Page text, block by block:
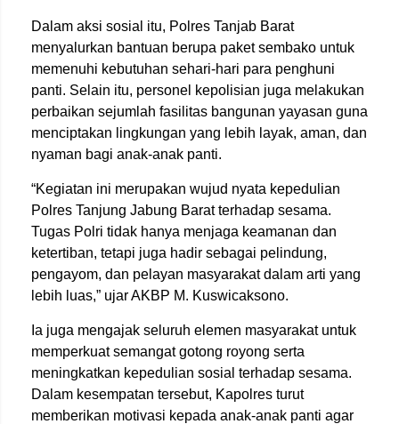
Dalam aksi sosial itu, Polres Tanjab Barat
menyalurkan bantuan berupa paket sembako untuk
memenuhi kebutuhan sehari-hari para penghuni
panti. Selain itu, personel kepolisian juga melakukan
perbaikan sejumlah fasilitas bangunan yayasan guna
menciptakan lingkungan yang lebih layak, aman, dan
nyaman bagi anak-anak panti.
“Kegiatan ini merupakan wujud nyata kepedulian
Polres Tanjung Jabung Barat terhadap sesama.
Tugas Polri tidak hanya menjaga keamanan dan
ketertiban, tetapi juga hadir sebagai pelindung,
pengayom, dan pelayan masyarakat dalam arti yang
lebih luas,” ujarAKBP M. Kuswicaksono.
Ia juga mengajak seluruh elemen masyarakat untuk
memperkuat semangat gotong royong serta
meningkatkan kepedulian sosial terhadap sesama.
Dalam kesempatan tersebut, Kapolres turut
memberikan motivasi kepada anak-anak panti agar